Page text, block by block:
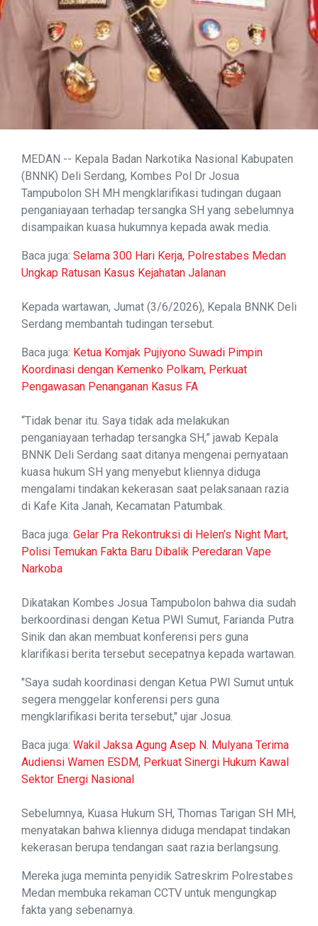
MEDAN -- Kepala Badan Narkotika Nasional Kabupaten
(BNNK) Deli Serdang, Kombes Pol Dr Josua
Tampubolon SH MH mengklarifikasi tudingan dugaan
penganiayaan terhadap tersangka SH yang sebelumnya
disampaikan kuasa hukumnya kepada awak media.
Baca juga: Selama 300 Hari Kerja, Polrestabes Medan
Ungkap Ratusan Kasus Kejahatan Jalanan
Kepada wartawan, Jumat (3/6/2026), Kepala BNNK Deli
Serdang membantah tudingan tersebut.
Baca juga: Ketua Komjak Pujiyono Suwadi Pimpin
Koordinasi dengan Kemenko Polkam, Perkuat
Pengawasan Penanganan Kasus FA
“Tidak benar itu. Saya tidak ada melakukan
penganiayaan terhadap tersangka SH,” jawab Kepala
BNNK Deli Serdang saat ditanya mengenai pernyataan
kuasa hukum SH yang menyebut kliennya diduga
mengalami tindakan kekerasan saat pelaksanaan razia
di Kafe Kita Janah, Kecamatan Patumbak.
Baca juga: Gelar Pra Rekontruksi di Helen’s Night Mart,
Polisi Temukan Fakta Baru Dibalik Peredaran Vape
Narkoba
Dikatakan Kombes Josua Tampubolon bahwa dia sudah
berkoordinasi dengan Ketua PWI Sumut, Farianda Putra
Sinik dan akan membuat konferensi pers guna
klarifikasi berita tersebut secepatnya kepada wartawan.
"Saya sudah koordinasi dengan Ketua PWI Sumut untuk
segera menggelar konferensi pers guna
mengklarifikasi berita tersebut," ujar Josua.
Baca juga: Wakil Jaksa Agung Asep N. Mulyana Terima
Audiensi Wamen ESDM, Perkuat Sinergi Hukum Kawal
Sektor Energi Nasional
Sebelumnya, Kuasa Hukum SH, Thomas Tarigan SH MH,
menyatakan bahwa kliennya diduga mendapat tindakan
kekerasan berupa tendangan saat razia berlangsung.
Mereka juga meminta penyidik Satreskrim Polrestabes
Medan membuka rekaman CCTV untuk mengungkap
fakta yang sebenarnya.